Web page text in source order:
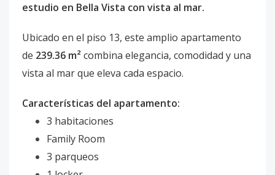
estudio en Bella Vista con vista al mar.
Ubicado en el piso 13, este amplio apartamento
de 239.36 m²combina elegancia, comodidad y una
vista al mar que eleva cada espacio.
Características del apartamento:
3 habitaciones
Family Room
3 parqueos